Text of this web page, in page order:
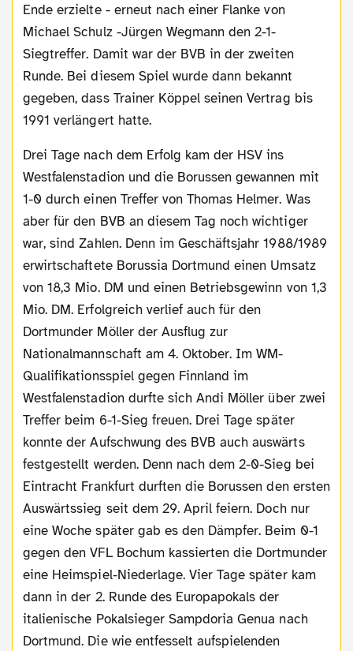
Ende erzielte - erneut nach einer Flanke von
Michael Schulz -Jürgen Wegmann den 2-1-
Siegtreffer. Damit war der BVB in der zweiten
Runde. Bei diesem Spiel wurde dann bekannt
gegeben, dass Trainer Köppel seinen Vertrag bis
1991 verlängert hatte.
Drei Tage nach dem Erfolg kam der HSV ins
Westfalenstadion und die Borussen gewannen mit
1-0 durch einen Treffer von Thomas Helmer. Was
aber für den BVB an diesem Tag noch wichtiger
war, sind Zahlen. Denn im Geschäftsjahr 1988/1989
erwirtschaftete Borussia Dortmund einen Umsatz
von 18,3 Mio. DM und einen Betriebsgewinn von 1,3
Mio. DM. Erfolgreich verlief auch für den
Dortmunder Möller der Ausflug zur
Nationalmannschaft am 4. Oktober. Im WM-
Qualifikationsspiel gegen Finnland im
Westfalenstadion durfte sich Andi Möller über zwei
Treffer beim 6-1-Sieg freuen. Drei Tage später
konnte der Aufschwung des BVB auch auswärts
festgestellt werden. Denn nach dem 2-0-Sieg bei
Eintracht Frankfurt durften die Borussen den ersten
Auswärtssieg seit dem 29. April feiern. Doch nur
eine Woche später gab es den Dämpfer. Beim 0-1
gegen den VFL Bochum kassierten die Dortmunder
eine Heimspiel-Niederlage. Vier Tage später kam
dann in der 2. Runde des Europapokals der
italienische Pokalsieger Sampdoria Genua nach
Dortmund. Die wie entfesselt aufspielenden